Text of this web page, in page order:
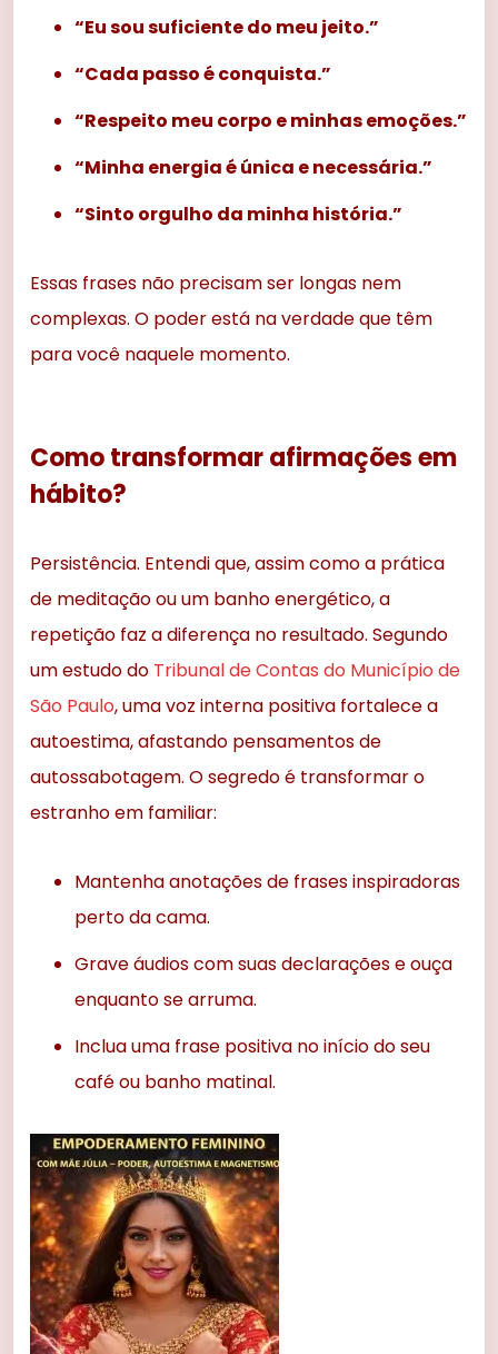
“Eu sou suficiente do meu jeito.”
“Cada passo é conquista.”
“Respeito meu corpo e minhas emoções.”
“Minha energia é única e necessária.”
“Sinto orgulho da minha história.”
Essas frases não precisam ser longas nem
complexas. O poder está na verdade que têm
para você naquele momento.
Como transformar afirmações em
hábito?
Persistência. Entendi que, assim como a prática
de meditação ou um banho energético, a
repetição faz a diferença no resultado. Segundo
um estudo do Tribunal de Contas do Município de
São Paulo, uma voz interna positiva fortalece a
autoestima, afastando pensamentos de
autossabotagem. O segredo é transformar o
estranho em familiar:
Mantenha anotações de frases inspiradoras
perto da cama.
Grave áudios com suas declarações e ouça
enquanto se arruma.
Inclua uma frase positiva no início do seu
café ou banho matinal.